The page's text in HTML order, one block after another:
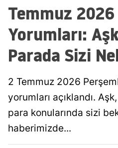
Temmuz
Yorumları:
Parada Sizi
2 Temmuz 2026
yorumları açıklandı.
para konularında sizi
haberimizde...